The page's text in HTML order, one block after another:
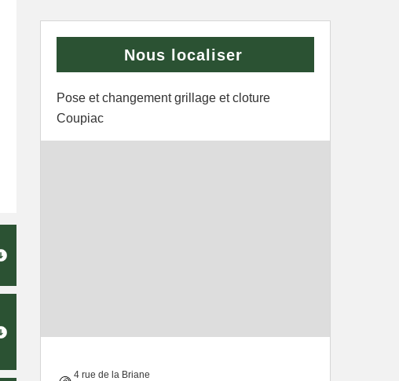
Nous localiser
Pose et changement grillage et cloture
Coupiac
4 rue de la Briane